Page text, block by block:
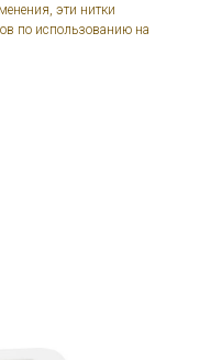
эти нитки
по использованию на